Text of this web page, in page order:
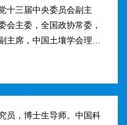
十三届中央委员会副主
会主委，全国政协常委，
主席，中国土壤学会理事
、江苏省科技进步奖和自
员，博士生导师。中国科